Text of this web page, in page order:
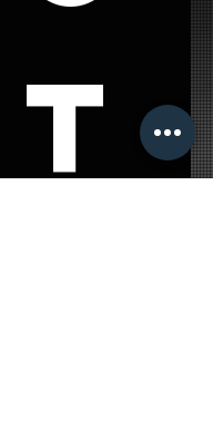
a 15 giorni di
ci permette di
affidabili,
e curati nei minimi